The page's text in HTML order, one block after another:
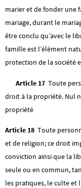
marier et de fonder une
mariage, durant le
être conclu qu’avec le
famille est l’élément
protection de la société
Article 17 Toute
droit à la propriété. Nul
propriété
Article 18 Toute
et de religion; ce droit
conviction ainsi que la
seule ou en commun,
les pratiques, le culte et